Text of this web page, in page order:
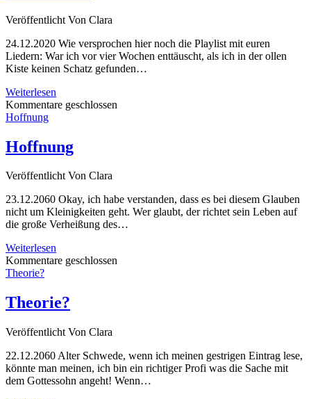
Veröffentlicht Von Clara
24.12.2020 Wie versprochen hier noch die Playlist mit euren
Liedern: War ich vor vier Wochen enttäuscht, als ich in der ollen
Kiste keinen Schatz gefunden…
Weiterlesen
war
Kommentare geschlossen
Hoffnung
Hoffnung
VeröffentlichtVon Clara
23.12.2060 Okay, ich habe verstanden, dass es bei diesem Glauben
nicht um Kleinigkeiten geht. Wer glaubt, der richtet sein Leben auf
die große Verheißung des…
Weiterlesen
Kommentare geschlossen
Theorie?
Theorie?
Veröffentlicht Von Clara
22.12.2060 Alter Schwede, wenn ich meinen gestrigen Eintrag lese,
könnte man meinen, ich bin ein richtiger Profi was die Sache mit
dem Gottessohn angeht! Wenn…